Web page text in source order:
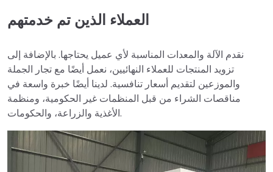
العملاء الذين تم خدمتهم
نقدم الآلة والمعدات المناسبة لأي عميل يحتاجها. بالإضافة إلى
تزويد المنتجات للعملاء النهائيين، نعمل أيضًا مع تجار الجملة
والموزعين لتقديم أسعار تنافسية. لدينا أيضًا خبرة واسعة في
مناقصات الشراء من قبل المنظمات غير الحكومية، ومنظمة
الأغذية والزراعة، والحكومات.